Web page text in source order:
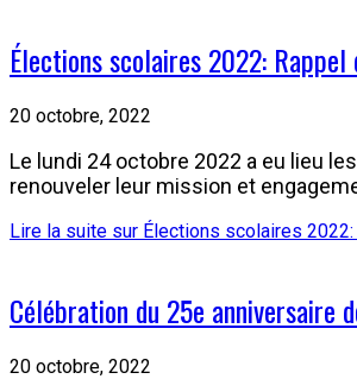
Élections scolaires 2022:
20 octobre, 2022
Le lundi 24 octobre 2022 a eu lieu
renouveler leur mission et
Lire la suite sur Élections scolaires
Célébration du 25e anniversaire
20 octobre, 2022